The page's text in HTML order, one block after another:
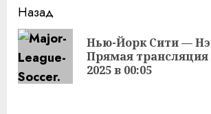
Продолжить
чтение
Назад
Нью-Йорк Сити —
Прямая трансляция
2025 в 00:05